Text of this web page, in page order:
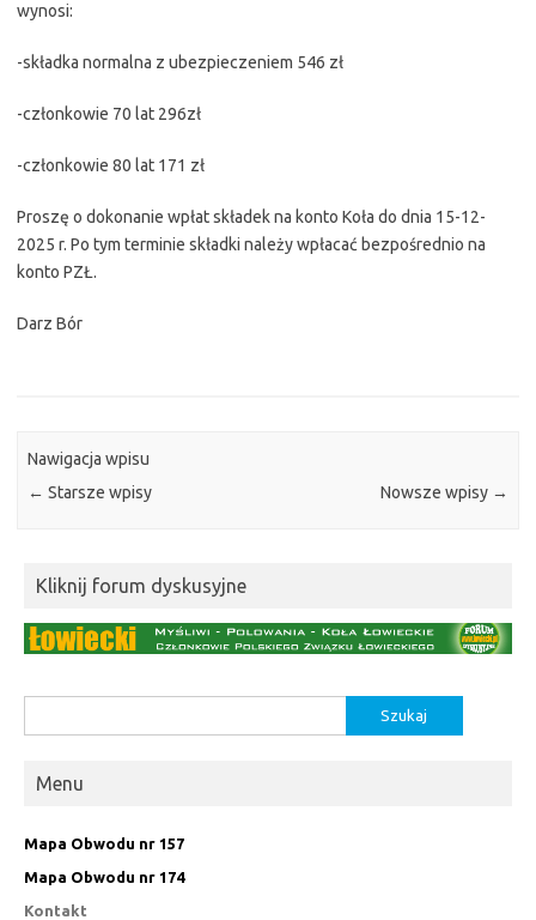
wynosi:
-składka normalna z ubezpieczeniem 546 zł
-członkowie 70 lat 296zł
-członkowie 80 lat 171 zł
Proszę o dokonanie wpłat składek na konto Koła do dnia 15-12-
2025 r. Po tym terminie składki należy wpłacać bezpośrednio na
konto PZŁ.
Darz Bór
Nawigacja wpisu
← Starsze wpisy Nowsze wpisy →
Kliknij forum dyskusyjne
Menu
Mapa Obwodu nr 157
Mapa Obwodu nr 174
Kontakt